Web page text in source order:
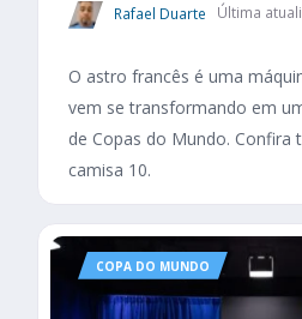
Rafael Duarte Última
O astro francês é uma
vem se transformando em
de Copas do Mundo. Confira
camisa 10.
COPA DO MUNDO